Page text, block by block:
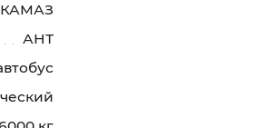
КАМАЗ
АНТ